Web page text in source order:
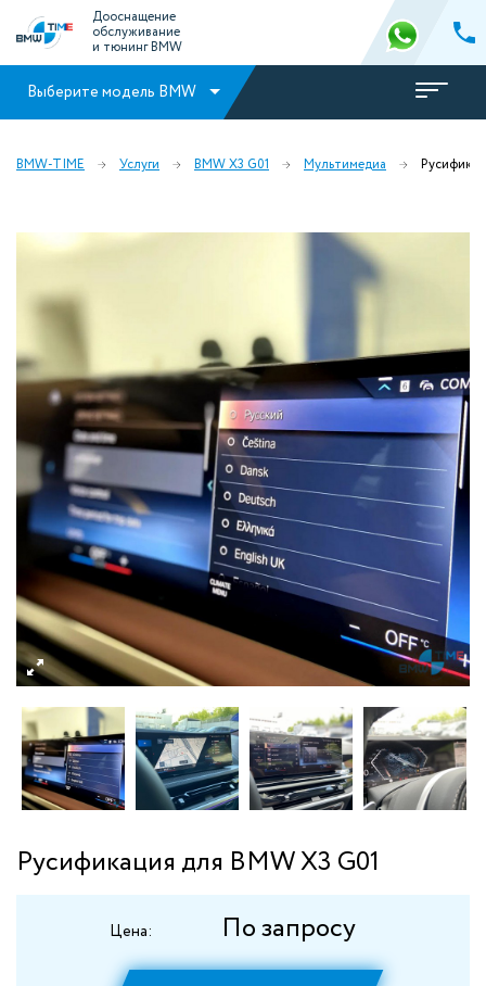
Дооснащение
обслуживание
и тюнинг BMW
Выберите модель BMW
BMW-TIME Услуги BMW X3 G01 Мультимедиа
Русификация для BMW X3 G01
Цена: По запросу